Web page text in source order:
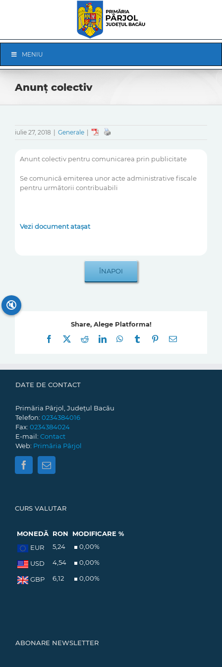
Navigation
MENIU
Anunț colectiv
iulie 27, 2018 Generale
Anunt colectiv pentru comunicarea prin publicitate
Se comunică emiterea unor acte administrative fiscale
pentru următorii contribuabili
Vezi document atașat
Share, Alege Platforma!
Facebook
RedditLinkedInWhatsApp
Tumblr Pinterest
E-
DATE DE CONTACT
Primăria Pârjol, Județul Bacău
Telefon: 0234384016
Fax: 0234384024
E-mail: Contact
Web: Primăria Pârjol
CURS VALUTAR
MONEDĂ RON
MODIFICARE %
EUR
5,24 0,00%
USD 4,54 0,00%
GBP 6,12 0,00%
ABONARE NEWSLETTER
🔇